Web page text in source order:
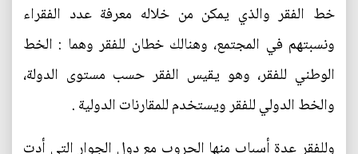
خط الفقر والذي يمكن من خلاله معرفة عدد الفقراء
ونسبتهم في المجتمع، وهنالك خطان للفقر وهما : الخط
الوطني للفقر، وهو يقيس الفقر حسب مستوى الدولة،
والخط الدولي للفقر ويستخدم للمقارنات الدولية .
وللفقر عدة أسباب منها الحروب مع دول الجوار التي أدت